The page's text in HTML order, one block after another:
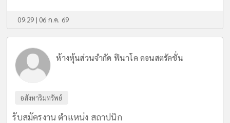
09:29 | 06 ก.ค. 69
ห้างหุ้นส่วนจำกัด ฟินาโค คอนสตรัคชั่น
อสังหาริมทรัพย์
รับสมัครงาน ตำแหน่ง สถาปนิก